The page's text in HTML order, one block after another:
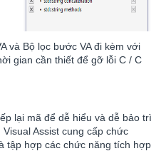
và Bộ lọc bước VA đi kèm với
gian cần thiết để gỡ lỗi C / C
lại mã để dễ hiểu và dễ bảo trì
Assist cung cấp chức
tập hợp các chức năng tích hợp